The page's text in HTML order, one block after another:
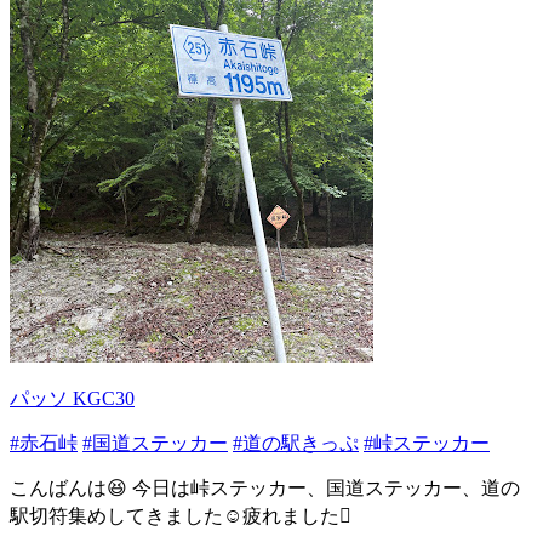
パッソ KGC30
#赤石峠 #国道ステッカー #道の駅きっぷ #峠ステッカー
こんばんは😆 今日は峠ステッカー、国道ステッカー、道の
駅切符集めしてきました☺️疲れました🫪